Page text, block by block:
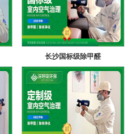
长沙国标级除甲醛